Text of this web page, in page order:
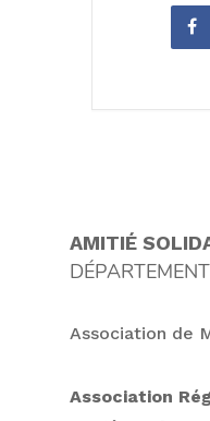
AMITIÉ
Association de
Association